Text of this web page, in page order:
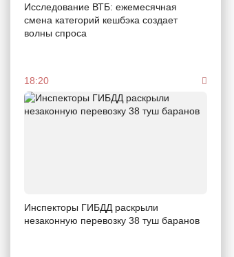
Исследование ВТБ: ежемесячная
смена категорий кешбэка создает
волны спроса
18:20
Инспекторы ГИБДД раскрыли
незаконную перевозку 38 туш баранов